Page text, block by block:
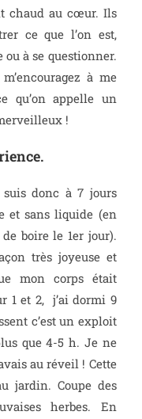
chaud au cœur. Ils
ce que l’on est,
ou à se questionner.
à me
qu’on appelle un
!
suis donc à 7 jours
et sans liquide (en
boire le 1er jour).
très joyeuse et
mon corps était
1 et 2, j’ai dormi 9
c’est un exploit
que 4-5 h. Je ne
au réveil ! Cette
jardin. Coupe des
herbes. En